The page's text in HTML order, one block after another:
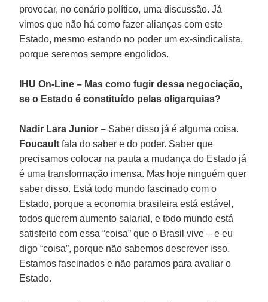
provocar, no cenário político, uma discussão. Já
vimos que não há como fazer alianças com este
Estado, mesmo estando no poder um ex-sindicalista,
porque seremos sempre engolidos.
IHU On-Line – Mas como fugir dessa negociação,
se o Estado é constituído pelas oligarquias?
Nadir LaraJunior– Saber disso já é alguma coisa.
Foucaultfala do saber e do poder. Saber que
precisamos colocar na pauta a mudança do Estado já
é uma transformação imensa. Mas hoje ninguém quer
saber disso. Está todo mundo fascinado com o
Estado, porque a economia brasileira está estável,
todos querem aumento salarial, e todo mundo está
satisfeito com essa “coisa” que o Brasil vive – e eu
digo “coisa”, porque não sabemos descrever isso.
Estamos fascinados e não paramos para avaliar o
Estado.